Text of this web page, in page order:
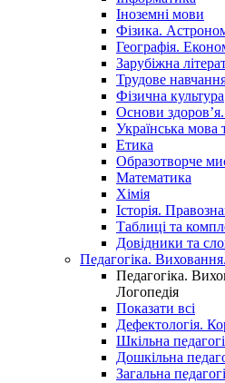
Іноземні мови
Фізика.
Географія.
Зарубіжна
Трудове
Фізична культура
Основи
Українська мова
Етика
Образотворче
Математика
Хімія
Історія.
Таблиці та
Довідники та
Педагогіка.
Педагогіка.
Логопедія
Показати всі
Дефектологія.
Шкільна
Дошкільна
Загальна